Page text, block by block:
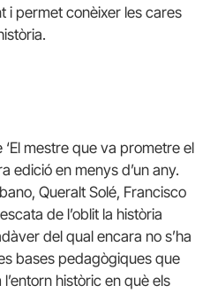
i permet conèixer les cares
‘El mestre que va prometre el
edició en menys d’un any.
Queralt Solé, Francisco
de l’oblit la història
del qual encara no s’ha
bases pedagògiques que
l’entorn històric en què els